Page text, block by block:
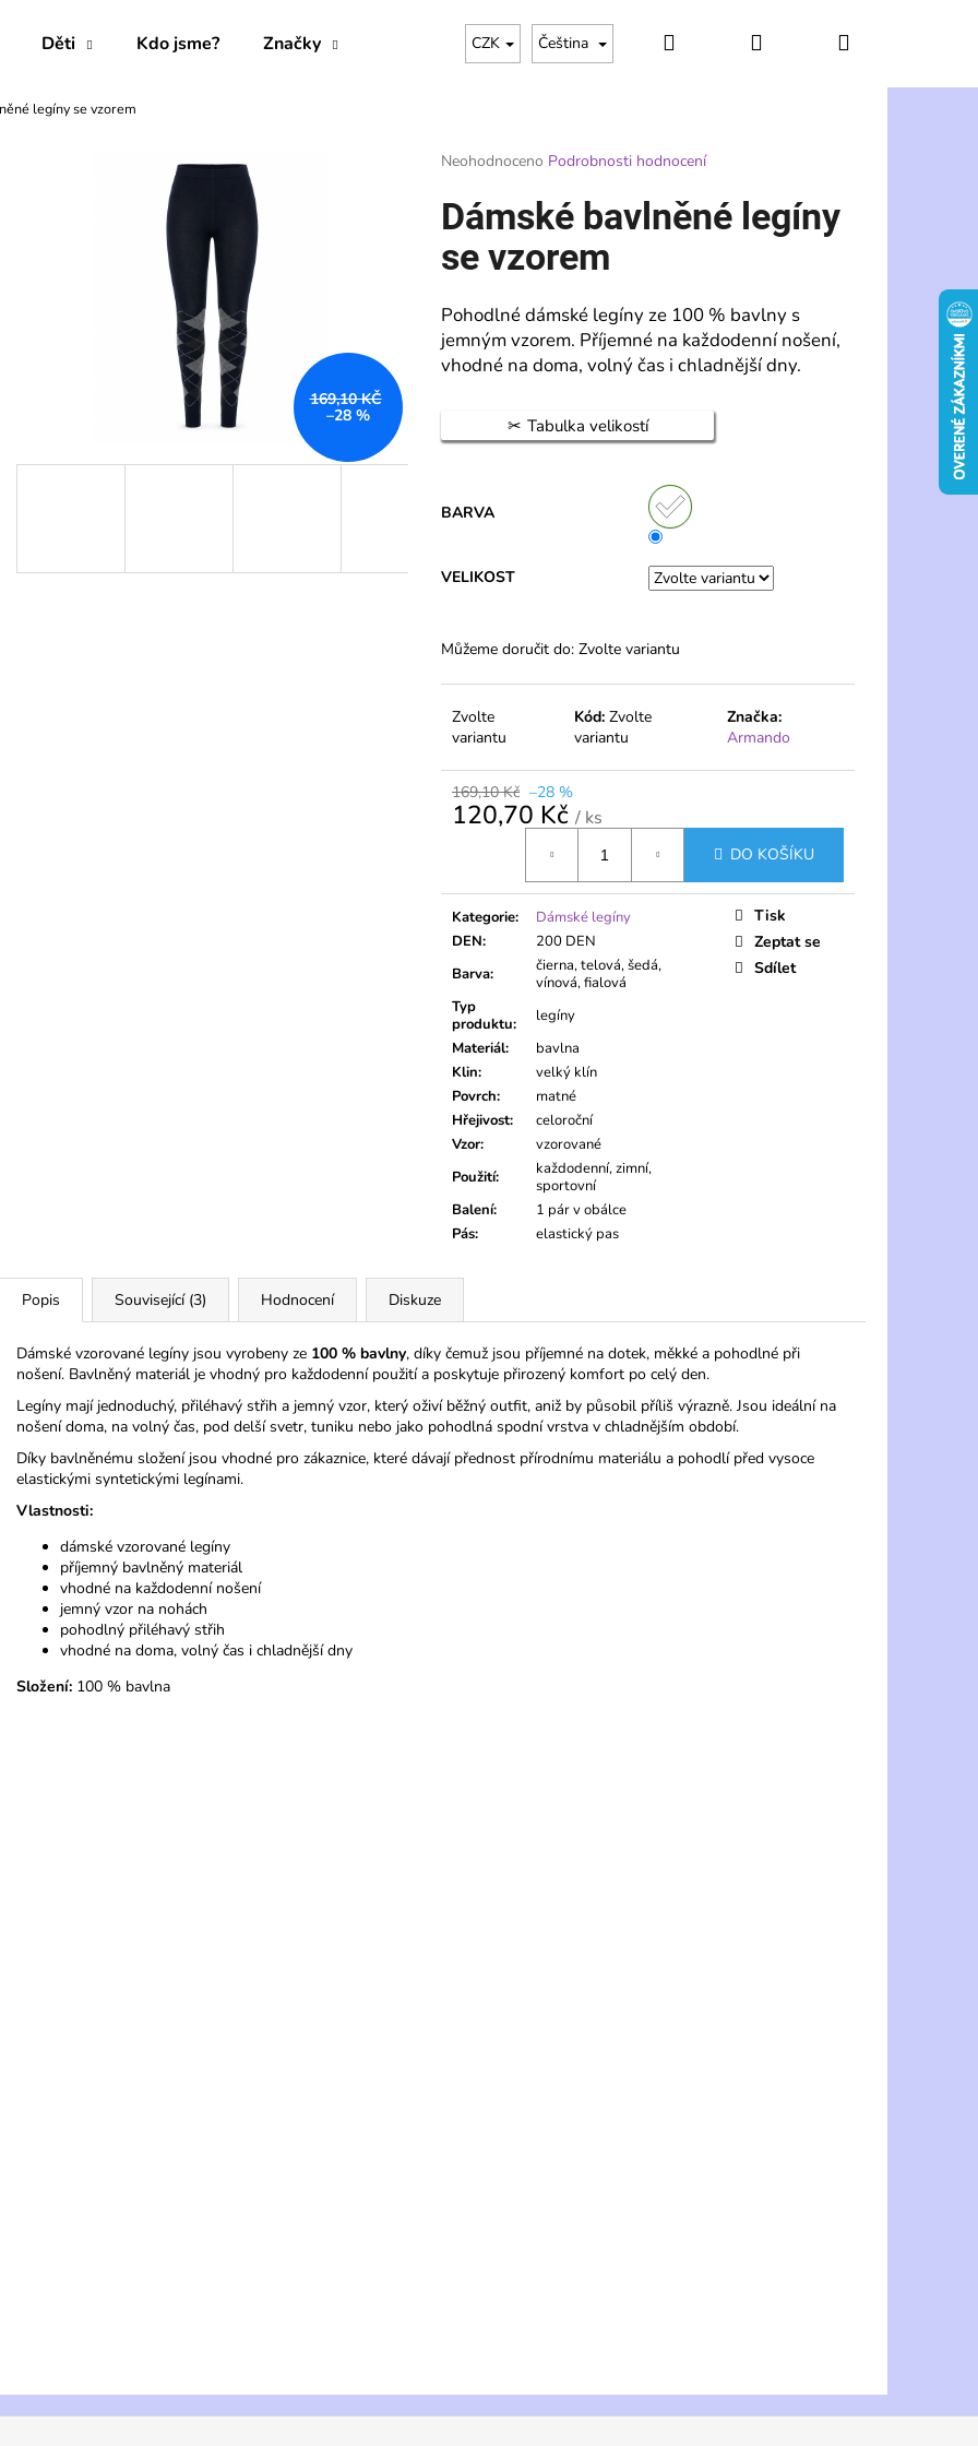
Děti Kdo jsme? Značky CZK Čeština Hledat PřihlášeníNákupní
legíny se vzorem
Průměrné
produktu
je
z
hvězdiček.
Neohodnoceno Podrobnosti hodnocení
Dámské bavlněné legíny
se vzorem
Pohodlné dámské legíny ze 100 % bavlny s
jemným vzorem. Příjemné na každodenní nošení,
vhodné na doma, volný čas i chladnější dny.
Tabulka velikostí
BARVA
VELIKOST
Můžeme doručit do: Zvolte variantu
Zvolte
variantu
Kód: Zvolte
variantu
Značka:
Armando
169,10 Kč –28 %
120,70 Kč / ks
DO KOŠÍKU
Kategorie:
Dámské legíny
DEN:
200 DEN
Barva:
čierna, telová, šedá,
vínová, fialová
Typ
produktu:
legíny
Materiál:
bavlna
Klin:
velký klín
Povrch:
matné
Hřejivost:
celoroční
Vzor:
vzorované
Použití:
každodenní, zimní,
sportovní
Balení:
1 pár v obálce
Pás: elastický pas
Tisk
Zeptat se
Sdílet
169,10 KČ
–28 %
Popis Související (3) Hodnocení Diskuze
Dámské vzorované legíny jsou vyrobeny ze 100 % bavlny, díky čemuž jsou příjemné na dotek, měkké a pohodlné při
nošení. Bavlněný materiál je vhodný pro každodenní použití a poskytuje přirozený komfort po celý den.
Legíny mají jednoduchý, přiléhavý střih a jemný vzor, který oživí běžný outfit, aniž by působil příliš výrazně. Jsou ideální na
nošení doma, na volný čas, pod delší svetr, tuniku nebo jako pohodlná spodní vrstva v chladnějším období.
Díky bavlněnému složení jsou vhodné pro zákaznice, které dávají přednost přírodnímu materiálu a pohodlí před vysoce
elastickými syntetickými legínami.
Vlastnosti:
dámské vzorované legíny
příjemný bavlněný materiál
vhodné na každodenní nošení
jemný vzor na nohách
pohodlný přiléhavý střih
vhodné na doma, volný čas i chladnější dny
Složení: 100 % bavlna
Co potřebujete najít?
Doporučujeme
DÁMSKÉ JEMNÉ PONOŽKY 20 DEN S
ELASTANEM – 2 PÁRY – PELA